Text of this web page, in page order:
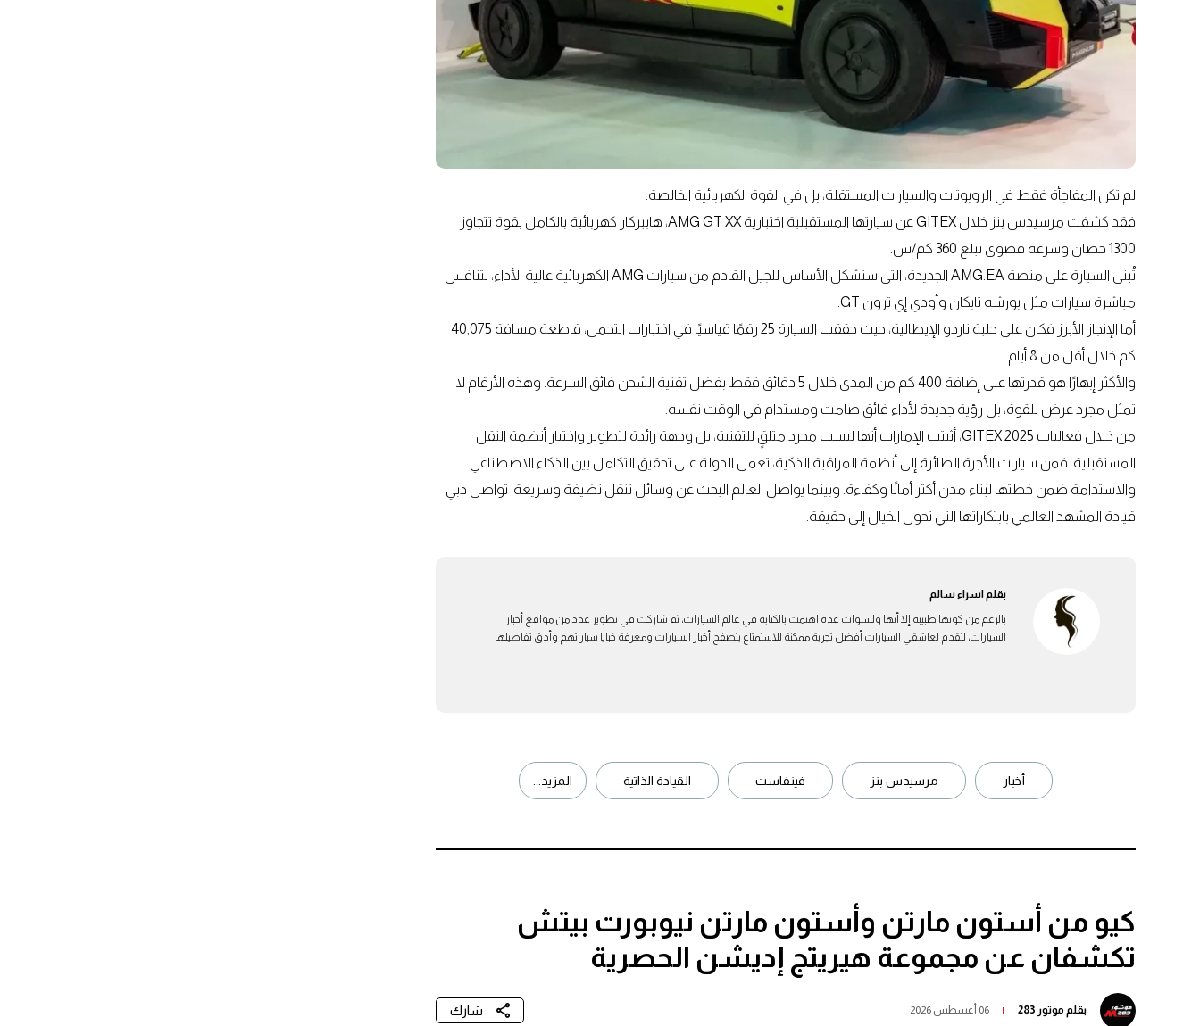
لم تكن المفاجأة فقط في الروبوتات والسيارات المستقلة، بل في القوة الكهربائية الخالصة.
فقد كشفت مرسيدس بنز خلال GITEX عن سيارتها المستقبلية اختبارية AMG GT XX، هايبركار كهربائية بالكامل بقوة تتجاوز
1300 حصان وسرعة قصوى تبلغ 360 كم/س.
تُبنى السيارة على منصة AMG.EA الجديدة، التي ستشكل الأساس للجيل القادم من سيارات AMG الكهربائية عالية الأداء، لتنافس
مباشرة سيارات مثل بورشه تايكان وأودي إي ترون GT.
أما الإنجاز الأبرز فكان على حلبة ناردو الإيطالية، حيث حققت السيارة 25 رقمًا قياسيًا في اختبارات التحمل، قاطعة مسافة 40,075
كم خلال أقل من 8 أيام.
والأكثر إبهارًا هو قدرتها على إضافة 400 كم من المدى خلال 5 دقائق فقط بفضل تقنية الشحن فائق السرعة. وهذه الأرقام لا
تمثل مجرد عرض للقوة، بل رؤية جديدة لأداء فائق صامت ومستدام في الوقت نفسه.
من خلال فعاليات GITEX 2025، أثبتت الإمارات أنها ليست مجرد متلقٍ للتقنية، بل وجهة رائدة لتطوير واختبار أنظمة النقل
المستقبلية. فمن سيارات الأجرة الطائرة إلى أنظمة المراقبة الذكية، تعمل الدولة على تحقيق التكامل بين الذكاء الاصطناعي
والاستدامة ضمن خطتها لبناء مدن أكثر أمانًا وكفاءة. وبينما يواصل العالم البحث عن وسائل تنقل نظيفة وسريعة، تواصل دبي
قيادة المشهد العالمي بابتكاراتها التي تحول الخيال إلى حقيقة.
بقلم اسراء سالم
بالرغم من كونها طبيبة إلا أنها ولسنوات عدة اهتمت بالكتابة في عالم السيارات، ثم شاركت في تطوير عدد من مواقع أخبار
السيارات، لتقدم لعاشقي السيارات أفضل تجربة ممكنة للاستمتاع بتصفح أخبار السيارات ومعرفة خبايا سياراتهم وأدق تفاصيلها
أخبار مرسيدس بنز فينفاست القيادة الذاتية المزيد...
كيو من أستون مارتن وأستون مارتن نيوبورت بيتش
تكشفان عن مجموعة هيريتج إديشن الحصرية
بقلم موتور 283 06 أغسطس 2026 شارك